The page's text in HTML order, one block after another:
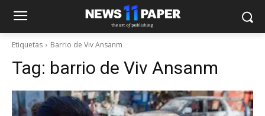
Etiquetas Barrio de Viv Ansanm
Tag: barrio de Viv Ansanm